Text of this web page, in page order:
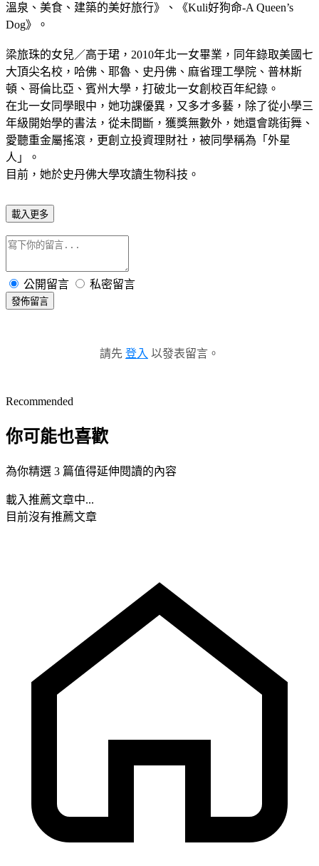
溫泉、美食、建築的美好旅行》、《Kuli好狗命-A Queen’s
Dog》。
梁旅珠的女兒／高于珺，2010年北一女畢業，同年錄取美國七
大頂尖名校，哈佛、耶魯、史丹佛、麻省理工學院、普林斯
頓、哥倫比亞、賓州大學，打破北一女創校百年紀錄。
在北一女同學眼中，她功課優異，又多才多藝，除了從小學三
年級開始學的書法，從未間斷，獲獎無數外，她還會跳街舞、
愛聽重金屬搖滾，更創立投資理財社，被同學稱為「外星
人」。
目前，她於史丹佛大學攻讀生物科技。
載入更多
公開留言 私密留言
發佈留言
請先 登入 以發表留言。
Recommended
你可能也喜歡
為你精選 3 篇值得延伸閱讀的內容
載入推薦文章中...
目前沒有推薦文章